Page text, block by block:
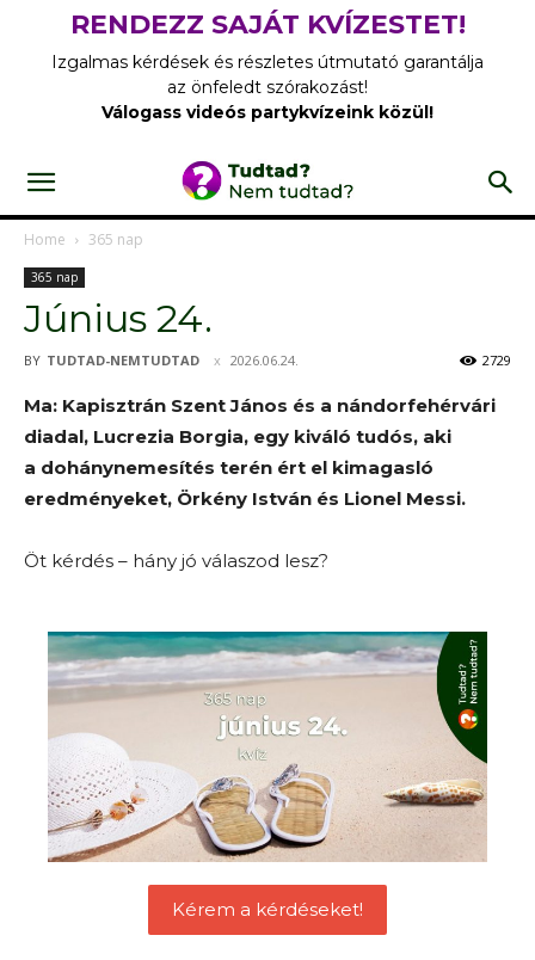
RENDEZZ SAJÁT KVÍZESTET!
Izgalmas kérdések és részletes útmutató garantálja
az önfeledt szórakozást!
Válogass videós partykvízeink közül!
Home 365 nap
365 nap
Június 24.
BY TUDTAD-NEMTUDTAD 2026.06.24. 2729
Ma: Kapisztrán Szent János és a nándorfehérvári
diadal, Lucrezia Borgia, egy kiváló tudós, aki
a dohánynemesítés terén ért el kimagasló
eredményeket, Örkény István és Lionel Messi.
Öt kérdés – hány jó válaszod lesz?
Kérem a kérdéseket!